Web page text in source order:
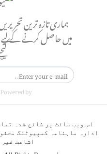
ہماری تازہ ترین
میں حاصل کرنے کے
Powered by
اس ویب سائٹ پر شائع شدہ
ادارہ ماہنامہ کمپیوٹنگ
اشاعت غیر